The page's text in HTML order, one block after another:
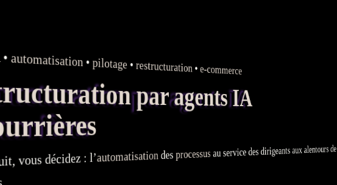
• automatisation • pilotage•restructuration•e-commerce
par agents IA
vous décidez : l’automatisationdesprocessusau service des dirigeants aux alentours de